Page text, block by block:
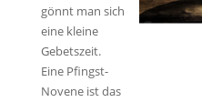
gönnt man sich
eine kleine
Gebetszeit.
Eine Pfingst-
Novene ist das